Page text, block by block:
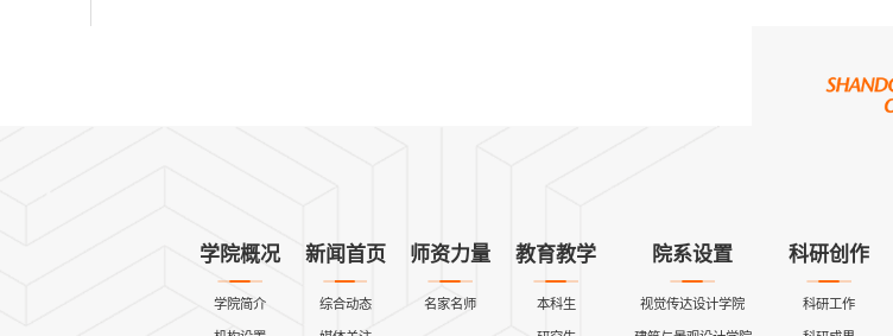
学院概况
学院简介
新闻首页
综合动态
师资力量
名家名师
教育教学
本科生
院系设置
视觉传达设计学院
科研创作
科研工作